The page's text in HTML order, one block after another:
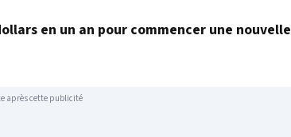
en un an pour commencer une nouvelle
après cette publicité